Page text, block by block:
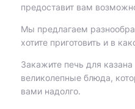
предоставит вам
Мы предлагаем
хотите приготовить и в
Закажите печь для
великолепные блюда,
вами надолго.